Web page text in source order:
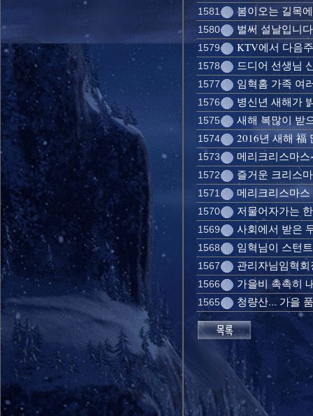
1581 봄이오는 길목
1580 벌써 설날입니
1579 KTV에서 다음
1578 드디어 선생님
1577 임혁홈 가족 여
1576 병신년 새해가
1575 새해 복많이 받
1574 2016년 새해 福
1573 메리크리스마스
1572 즐거운 크리스
1571 메리크리스마스
1570 저물어자가는
1569 사회에서 받은
1568 임혁님이 스턴
1567 관리자님임혁
1566 가을비 촉촉히
1565 청량산... 가을